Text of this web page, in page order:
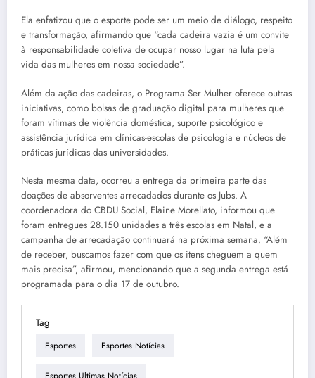
Ela enfatizou que o esporte pode ser um meio de diálogo, respeito
e transformação, afirmando que “cada cadeira vazia é um convite
à responsabilidade coletiva de ocupar nosso lugar na luta pela
vida das mulheres em nossa sociedade”.
Além da ação das cadeiras, o Programa Ser Mulher oferece outras
iniciativas, como bolsas de graduação digital para mulheres que
foram vítimas de violência doméstica, suporte psicológico e
assistência jurídica em clínicas-escolas de psicologia e núcleos de
práticas jurídicas das universidades.
Nesta mesma data, ocorreu a entrega da primeira parte das
doações de absorventes arrecadados durante os Jubs. A
coordenadora do CBDU Social, Elaine Morellato, informou que
foram entregues 28.150 unidades a três escolas em Natal, e a
campanha de arrecadação continuará na próxima semana. “Além
de receber, buscamos fazer com que os itens cheguem a quem
mais precisa”, afirmou, mencionando que a segunda entrega está
programada para o dia 17 de outubro.
Tag
Esportes Esportes Notícias